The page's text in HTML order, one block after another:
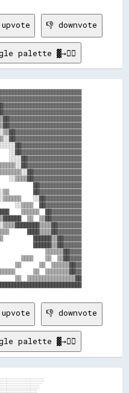
👎 downvote
palette ▓→✊🏽
░░██▓▓▓▓▓▓▓▓▓▓▓▓▓▓▓▓▓▓▓▓
██▓▓▓▓▓▓▓▓▓▓▓▓▓▓
██▓▓▓▓▓▓▓▓▓▓▓▓▓▓
░░██▓▓▓▓▓▓▓▓▓▓▓▓
░░▒▒▒▒  ██▓▓▓▓▓▓▓▓▓▓▓▓
▒▒▒▒▒▒  ██▓▓▓▓▓▓▓▓▓▓
▒▒  ▒▒██▓▓▓▓▓▓▓▓▓▓
████▒▒▒▒██▓▓▓▓▓▓▓▓
██████▒▒██▓▓▓▓▓▓
██████▒▒██▓▓▓▓▓▓
▒▒▒▒▒▒██▓▓▓▓
▒▒▒▒    ▒▒  ▒▒██▓▓▓▓
▒▒      ▒▒  ▒▒▒▒▒▒██▓▓
▒▒  ▒▒▒▒▒▒▒▒██▓▓
▒▒  ▒▒▒▒▒▒▒▒▒▒▒▒▒▒▒▒██
👎 downvote
palette ▓→✊🏽